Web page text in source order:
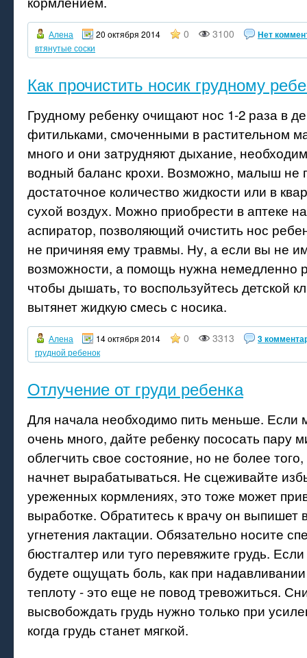
Алена 20 октября 2014 0 3100 Нет
втянутые соски
Как прочистить носик грудному
Грудному ребенку очищают нос 1-2 раза в
фитильками, смоченными в растительном
много и они затрудняют дыхание,
водный баланс крохи. Возможно, малыш не
достаточное количество жидкости или в
сухой воздух. Можно приобрести в аптеке
аспиратор, позволяющий очистить нос
не причиняя ему травмы. Ну, а если вы не
возможности, а помощь нужна немедленно
чтобы дышать, то воспользуйтесь детской
вытянет жидкую смесь с носика.
Алена 14 октября 2014 0 3313 3
грудной ребенок
Отлучение от груди ребенка
Для начала необходимо пить меньше. Если
очень много, дайте ребенку пососать пару
облегчить свое состояние, но не более
начнет вырабатываться. Не сцеживайте
уреженных кормлениях, это тоже может
выработке. Обратитесь к врачу он выпишет
угнетения лактации. Обязательно носите
бюстгалтер или туго перевяжите грудь.
будете ощущать боль, как при
теплоту - это еще не повод тревожиться.
высвобождать грудь нужно только при
когда грудь станет мягкой.